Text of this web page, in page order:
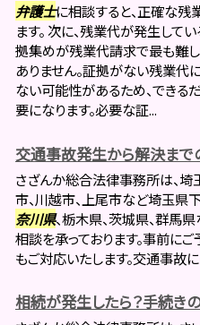
弁護士に相談すると、正確な残
ます。 次に、残業代が発生して
拠集めが残業代請求で最も難
ありません。証拠がない残業代
ない可能性があるため、できる
要になります。必要な証...
交通事故発生から解決まで
さざんか総合法律事務所は、
市、川越市、上尾市など埼玉県
奈川県、栃木県、茨城県、群馬
相談を承っております。事前に
もご対応いたします。交通事故
相続が発生したら？手続き